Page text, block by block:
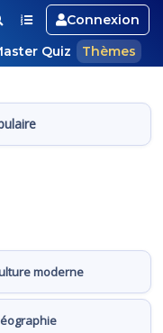
Connexion
Quiz Thèmes
moderne